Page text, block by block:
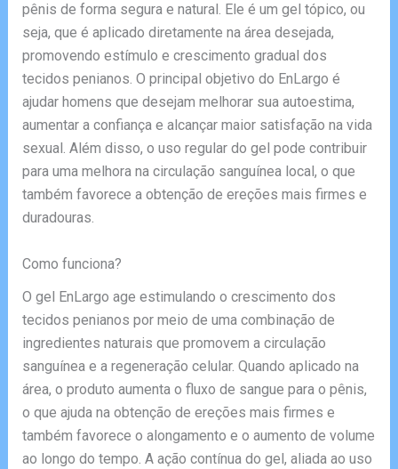
pênis de forma segura e natural. Ele é um gel tópico, ou
seja, que é aplicado diretamente na área desejada,
promovendo estímulo e crescimento gradual dos
tecidos penianos. O principal objetivo do EnLargo é
ajudar homens que desejam melhorar sua autoestima,
aumentar a confiança e alcançar maior satisfação na vida
sexual. Além disso, o uso regular do gel pode contribuir
para uma melhora na circulação sanguínea local, o que
também favorece a obtenção de ereções mais firmes e
duradouras.
Como funciona?
O gel EnLargo age estimulando o crescimento dos
tecidos penianos por meio de uma combinação de
ingredientes naturais que promovem a circulação
sanguínea e a regeneração celular. Quando aplicado na
área, o produto aumenta o fluxo de sangue para o pênis,
o que ajuda na obtenção de ereções mais firmes e
também favorece o alongamento e o aumento de volume
ao longo do tempo. A ação contínua do gel, aliada ao uso